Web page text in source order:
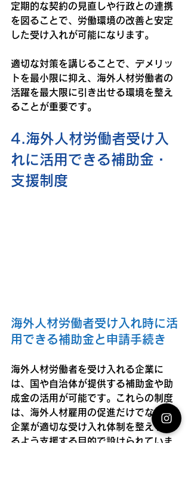
定期的な契約の見直しや行政との連携
を図ることで、労働環境の改善と安定
した受け入れが可能になります。
適切な対策を講じることで、デメリッ
トを最小限に抑え、海外人材労働者の
活躍を最大限に引き出せる環境を整え
ることが重要です。
4.海外人材労働者受け入
れに活用できる補助金・
支援制度
海外人材労働者受け入れ時に活
用できる補助金と申請手続き
海外人材労働者を受け入れる企業に
は、国や自治体が提供する補助金や助
成金の活用が可能です。これらの制度
は、海外人材雇用の促進だけでなく、
企業が適切な受け入れ体制を整えられ
るよう支援する目的で設けられていま